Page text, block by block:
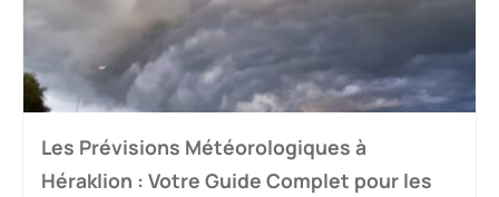
Les Prévisions Météorologiques à
Héraklion : Votre Guide Complet pour les